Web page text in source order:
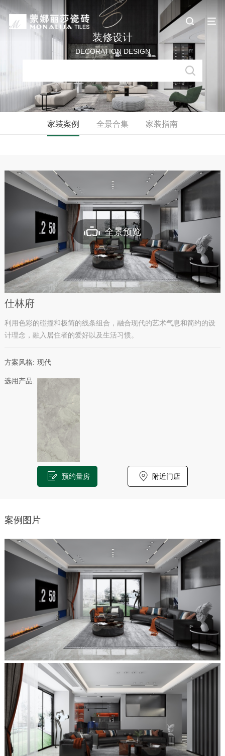
装修设计
DECORATION DESIGN
家装案例 全景合集 家装指南
全景预览
仕林府
利用色彩的碰撞和极简的线条组合，融合现代的艺术气息和简约的设
计理念，融入居住者的爱好以及生活习惯。
方案风格: 现代
选用产品:
预约量房 附近门店
案例图片